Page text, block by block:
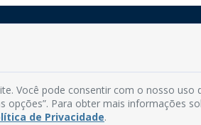
3292-2246
Você pode consentir com o nosso uso
opções”. Para obter mais informações
de Privacidade.